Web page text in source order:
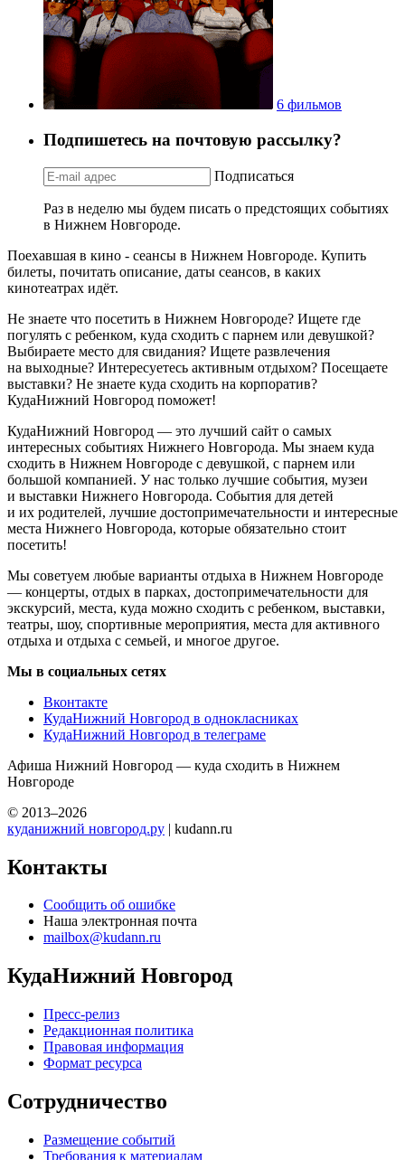
6 фильмов
Подпишетесь на почтовую рассылку?
Подписаться
Раз в неделю мы будем писать о предстоящих событиях
в Нижнем Новгороде.
Поехавшая в кино - сеансы в Нижнем Новгороде. Купить
билеты, почитать описание, даты сеансов, в каких
кинотеатрах идёт.
Не знаете что посетить в Нижнем Новгороде? Ищете где
погулять с ребенком, куда сходить с парнем или девушкой?
Выбираете место для свидания? Ищете развлечения
на выходные? Интересуетесь активным отдыхом? Посещаете
выставки? Не знаете куда сходить на корпоратив?
КудаНижний Новгород поможет!
КудаНижний Новгород — это лучший сайт о самых
интересных событиях Нижнего Новгорода. Мы знаем куда
сходить в Нижнем Новгороде с девушкой, с парнем или
большой компанией. У нас только лучшие события, музеи
и выставки Нижнего Новгорода. События для детей
и их родителей, лучшие достопримечательности и интересные
места Нижнего Новгорода, которые обязательно стоит
посетить!
Мы советуем любые варианты отдыха в Нижнем Новгороде
— концерты, отдых в парках, достопримечательности для
экскурсий, места, куда можно сходить с ребенком, выставки,
театры, шоу, спортивные мероприятия, места для активного
отдыха и отдыха с семьей, и многое другое.
Мы в социальных сетях
Вконтакте
КудаНижний Новгород в однокласниках
КудаНижний Новгород в телеграме
Афиша Нижний Новгород — куда сходить в Нижнем
Новгороде
© 2013–2026
куданижний новгород.ру | kudann.ru
Контакты
Сообщить об ошибке
Наша электронная почта
mailbox@kudann.ru
КудаНижний Новгород
Пресс-релиз
Редакционная политика
Правовая информация
Формат ресурса
Сотрудничество
Размещение событий
Требования к материалам